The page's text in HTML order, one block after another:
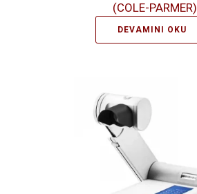
(COLE-PARMER)
DEVAMINI OKU